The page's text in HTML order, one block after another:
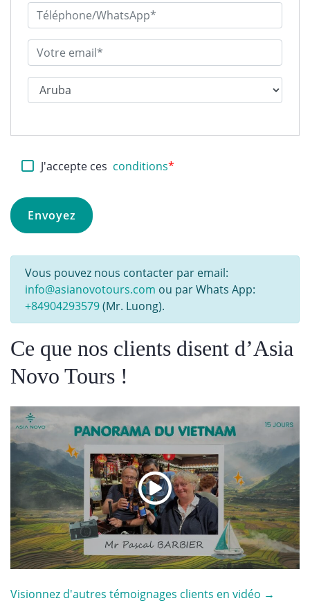
J'accepte ces conditions*
Vous pouvez nous contacter par email:
info@asianovotours.com ou par Whats App:
+84904293579(Mr. Luong).
Ce que nos clients disent d’Asia
Novo Tours !
Visionnez d'autres témoignages clients en vidéo →